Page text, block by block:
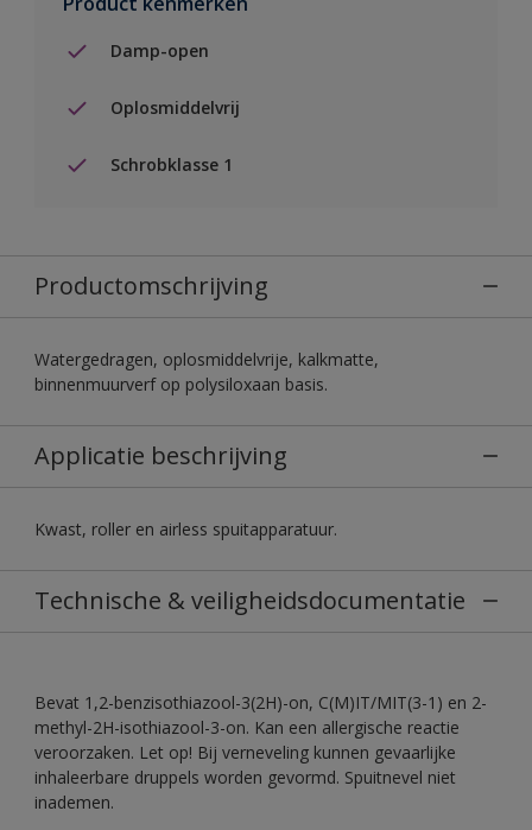
Damp-open
Oplosmiddelvrij
Schrobklasse 1
Productomschrijving
Watergedragen, oplosmiddelvrije, kalkmatte,
binnenmuurverf op polysiloxaan basis.
Applicatie beschrijving
Kwast, roller en airless spuitapparatuur.
Technische & veiligheidsdocumentatie
Bevat 1,2-benzisothiazool-3(2H)-on, C(M)IT/MIT(3-1) en 2-
methyl-2H-isothiazool-3-on. Kan een allergische reactie
veroorzaken. Let op! Bij verneveling kunnen gevaarlijke
inhaleerbare druppels worden gevormd. Spuitnevel niet
inademen.